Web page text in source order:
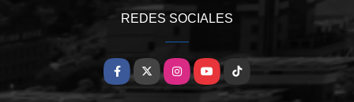
REDES SOCIALES
Facebook
X InstagramYouTubeTikTok